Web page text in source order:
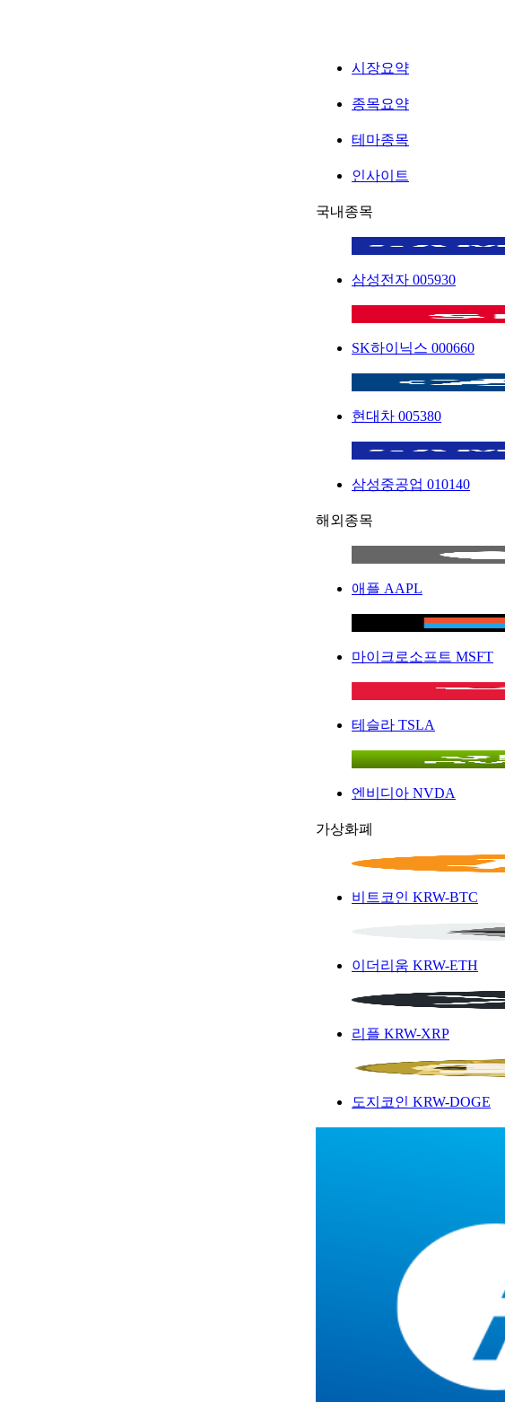
시장요약
종목요약
테마종목
인사이트
국내종목
삼성전자 005930
SK하이닉스 000660
현대차 005380
삼성중공업 010140
해외종목
애플 AAPL
마이크로소프트 MSFT
테슬라 TSLA
엔비디아 NVDA
가상화폐
비트코인 KRW-BTC
이더리움 KRW-ETH
리플 KRW-XRP
도지코인 KRW-DOGE